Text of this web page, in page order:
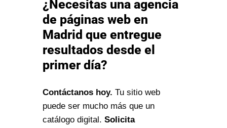
¿Necesitas una agencia
de páginas web en
Madrid que entregue
resultados desde el
primer día?
Contáctanos hoy. Tu sitio web
puede ser mucho más que un
catálogo digital. Solicita